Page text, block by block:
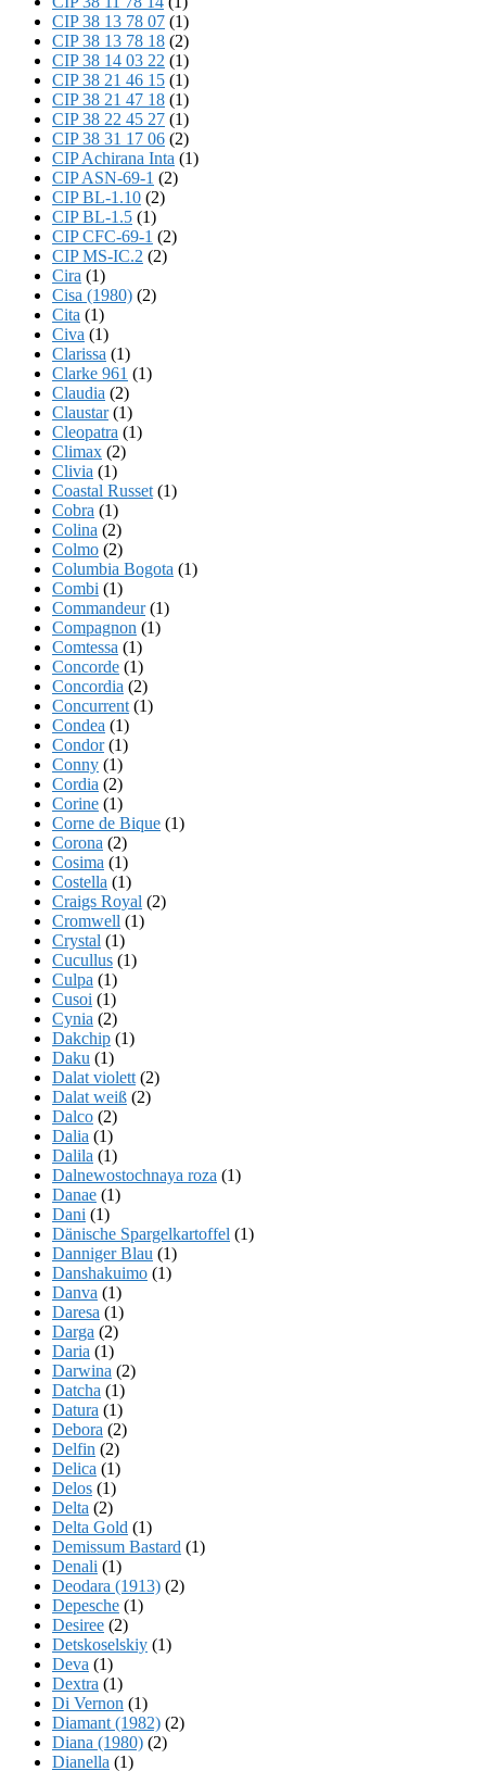
CIP 38 13 78 07 (1)
CIP 38 13 78 18 (2)
CIP 38 14 03 22 (1)
CIP 38 21 46 15 (1)
CIP 38 21 47 18 (1)
CIP 38 22 45 27 (1)
CIP 38 31 17 06 (2)
CIP Achirana Inta (1)
CIP ASN-69-1 (2)
CIP BL-1.10 (2)
CIP BL-1.5 (1)
CIP CFC-69-1 (2)
CIP MS-IC.2 (2)
Cira (1)
Cisa (1980) (2)
Cita (1)
Civa (1)
Clarissa (1)
Clarke 961 (1)
Claudia (2)
Claustar(1)
Cleopatra (1)
Climax (2)
Clivia (1)
Coastal Russet (1)
Cobra (1)
Colina (2)
Colmo (2)
Columbia Bogota (1)
Combi (1)
Commandeur(1)
Compagnon (1)
Comtessa (1)
Concorde (1)
Concordia (2)
Concurrent (1)
Condea (1)
Condor(1)
Conny (1)
Cordia (2)
Corine (1)
Corne de Bique (1)
Corona (2)
Cosima (1)
Costella (1)
Craigs Royal (2)
Cromwell (1)
Crystal (1)
Cucullus (1)
Culpa (1)
Cusoi (1)
Cynia (2)
Dakchip (1)
Daku (1)
Dalat violett (2)
Dalat weiß (2)
Dalco (2)
Dalia (1)
Dalila (1)
Dalnewostochnaya roza (1)
Danae (1)
Dani (1)
Dänische Spargelkartoffel (1)
Danniger Blau (1)
Danshakuimo (1)
Danva (1)
Daresa (1)
Darga (2)
Daria (1)
Darwina (2)
Datcha (1)
Datura (1)
Debora (2)
Delfin (2)
Delica (1)
Delos (1)
Delta (2)
Delta Gold (1)
Demissum Bastard (1)
Denali (1)
Deodara (1913) (2)
Depesche (1)
Desiree (2)
Detskoselskiy (1)
Deva (1)
Dextra (1)
Di Vernon (1)
Diamant (1982) (2)
Diana (1980) (2)
Dianella (1)